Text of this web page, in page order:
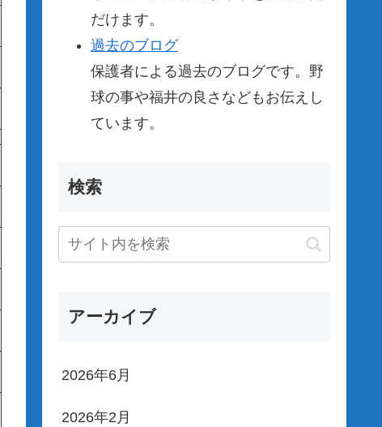
だけます。
過去のブログ
保護者による過去のブログです。野
球の事や福井の良さなどもお伝えし
ています。
検索
アーカイブ
2026年6月
2026年2月